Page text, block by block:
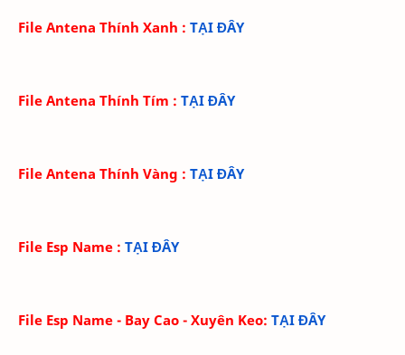
File Antena Thính Xanh : TẠI ĐÂY
File Antena Thính Tím : TẠI ĐÂY
File Antena Thính Vàng : TẠI ĐÂY
File Esp Name : TẠI ĐÂY
File Esp Name - Bay Cao - Xuyên Keo: TẠI ĐÂY